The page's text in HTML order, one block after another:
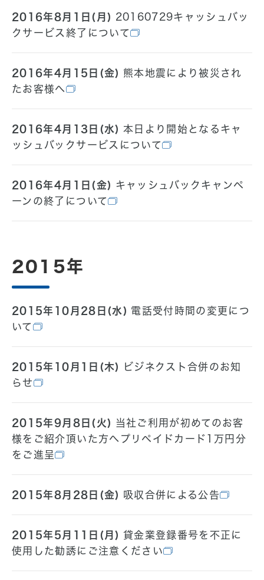
2016年8月1日(月) 20160729キャッシュバッ
クサービス終了について
2016年4月15日(金) 熊本地震により被災され
たお客様へ
2016年4月13日(水) 本日より開始となるキャ
ッシュバックサービスについて
2016年4月1日(金) キャッシュバックキャンペ
ーンの終了について
2015年
2015年10月28日(水) 電話受付時間の変更につ
いて
2015年10月1日(木)
ビジネクスト合併のお知
らせ
2015年9月8日(火) 当社ご利用が初めてのお客
様をご紹介頂いた方へプリペイドカード1万円分
をご進呈
2015年8月28日(金) 吸収合併による公告
2015年5月11日(月) 貸金業登録番号を不正に
使用した勧誘にご注意ください